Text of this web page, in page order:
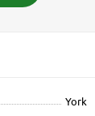
York